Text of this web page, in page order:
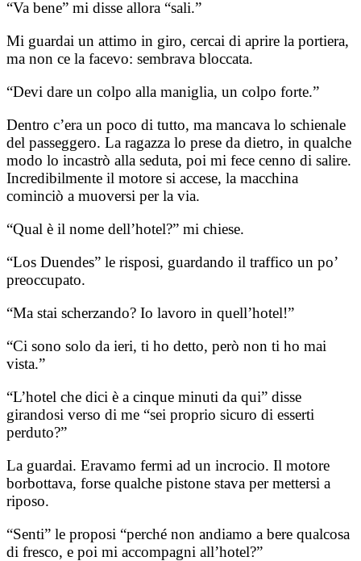
“Va bene” mi disse allora “sali.”
Mi guardai un attimo in giro, cercai di aprire la portiera,
ma non ce la facevo: sembrava bloccata.
“Devi dare un colpo alla maniglia, un colpo forte.”
Dentro c’era un poco di tutto, ma mancava lo schienale
del passeggero. La ragazza lo prese da dietro, in qualche
modo lo incastrò alla seduta, poi mi fece cenno di salire.
Incredibilmente il motore si accese, la macchina
cominciò a muoversi per la via.
“Qual è il nome dell’hotel?” mi chiese.
“Los Duendes” le risposi, guardando il traffico un po’
preoccupato.
“Ma stai scherzando? Io lavoro in quell’hotel!”
“Ci sono solo da ieri, ti ho detto, però non ti ho mai
vista.”
“L’hotel che dici è a cinque minuti da qui” disse
girandosi verso di me “sei proprio sicuro di esserti
perduto?”
La guardai. Eravamo fermi ad un incrocio. Il motore
borbottava, forse qualche pistone stava per mettersi a
riposo.
“Senti” le proposi “perché non andiamo a bere qualcosa
di fresco, e poi mi accompagni all’hotel?”